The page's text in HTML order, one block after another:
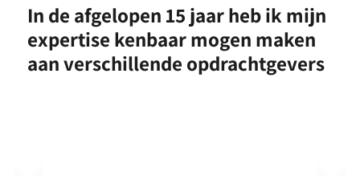
In de afgelopen 15 jaar heb ik mijn
expertise kenbaar mogen maken
aan verschillende opdrachtgevers